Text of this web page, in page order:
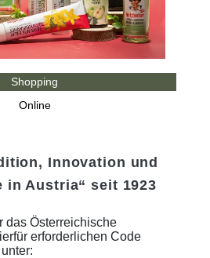
Shopping
Online
Innovation und
in Austria“ seit 1923
das Österreichische
erforderlichen Code